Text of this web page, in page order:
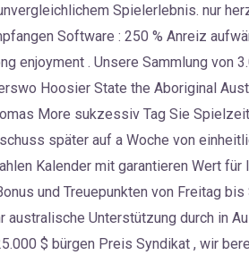
Spielerlebnis. nur
Software : 250 % Anreiz
enjoyment . Unsere Sammlung von
Hoosier State the Aboriginal
More sukzessiv Tag Sie
später auf a Woche von
Kalender mit garantieren Wert für
und Treuepunkten von Freitag bis
australische Unterstützung durch in
$ bürgen Preis Syndikat , wir